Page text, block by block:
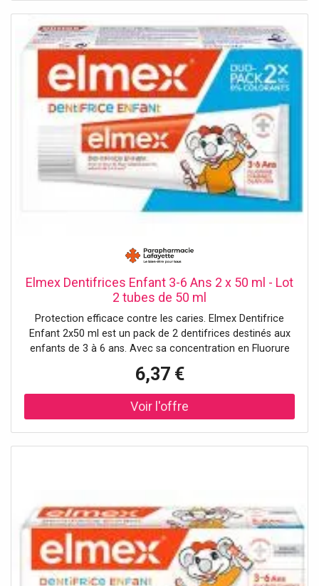
Elmex Dentifrices Enfant 3-6 Ans 2 x 50 ml - Lot
2 tubes de 50 ml
Protection efficace contre les caries. Elmex Dentifrice
Enfant 2x50 ml est un pack de 2 dentifrices destinés aux
enfants de 3 à 6 ans. Avec sa concentration en Fluorure
6,37 €